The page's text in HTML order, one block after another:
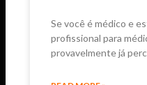
Se você é médico e
profissional para
provavelmente já